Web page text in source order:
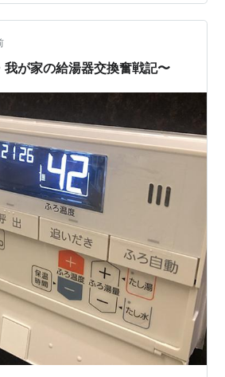
ら、私はやることがなくなってし
でブログでも書くことにしまし
学受験とは話題が違いますが給湯器
（笑） 給湯器の買い替え…
が家の給湯器交換奮戦記〜